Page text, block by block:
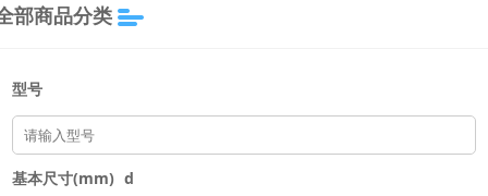
部商品分类
型号
基本尺寸(mm) d